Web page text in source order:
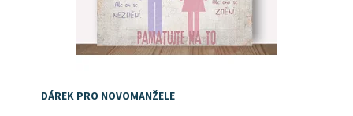
DÁREK PRO NOVOMANŽELE